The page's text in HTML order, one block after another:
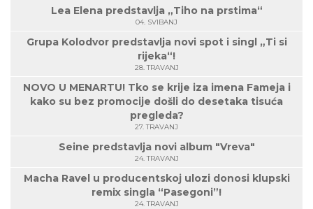
Lea Elena predstavlja „Tiho na prstima“
04. SVIBANJ
Grupa Kolodvor predstavlja novi spot i singl „Ti si
rijeka“!
28. TRAVANJ
NOVO U MENARTU! Tko se krije iza imena Fameja i
kako su bez promocije došli do desetaka tisuća
pregleda?
27. TRAVANJ
Seine predstavlja novi album "Vreva"
24. TRAVANJ
Macha Ravel u producentskoj ulozi donosi klupski
remix singla “Pasegoni”!
24. TRAVANJ